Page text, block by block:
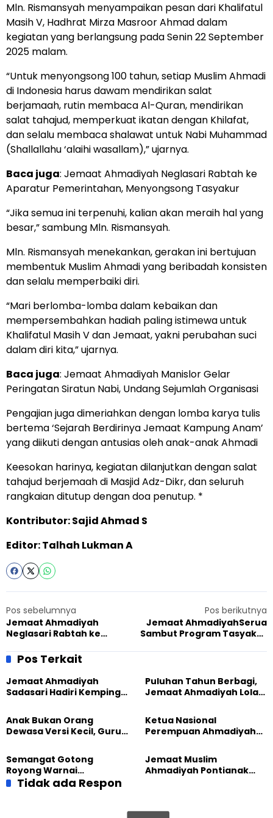
Mln. Rismansyah menyampaikan pesan dari Khalifatul
Masih V, Hadhrat Mirza Masroor Ahmad dalam
kegiatan yang berlangsung pada Senin 22 September
2025 malam.
“Untuk menyongsong 100 tahun, setiap Muslim Ahmadi
di Indonesia harus dawam mendirikan salat
berjamaah, rutin membaca Al-Quran, mendirikan
salat tahajud, memperkuat ikatan dengan Khilafat,
dan selalu membaca shalawat untuk Nabi Muhammad
(Shallallahu ‘alaihi wasallam),” ujarnya.
Baca juga: Jemaat Ahmadiyah Neglasari Rabtah ke
Aparatur Pemerintahan, Menyongsong Tasyakur
“Jika semua ini terpenuhi, kalian akan meraih hal yang
besar,” sambung Mln. Rismansyah.
Mln. Rismansyah menekankan, gerakan ini bertujuan
membentuk Muslim Ahmadi yang beribadah konsisten
dan selalu memperbaiki diri.
“Mari berlomba-lomba dalam kebaikan dan
mempersembahkan hadiah paling istimewa untuk
Khalifatul Masih V dan Jemaat, yakni perubahan suci
dalam diri kita,” ujarnya.
Baca juga: Jemaat Ahmadiyah Manislor Gelar
Peringatan Siratun Nabi, Undang Sejumlah Organisasi
Pengajian juga dimeriahkan dengan lomba karya tulis
bertema ‘Sejarah Berdirinya Jemaat Kampung Anam’
yang diikuti dengan antusias oleh anak-anak Ahmadi
Keesokan harinya, kegiatan dilanjutkan dengan salat
tahajud berjemaah di Masjid Adz-Dikr, dan seluruh
rangkaian ditutup dengan doa penutup. *
Kontributor: Sajid Ahmad S
Editor: Talhah Lukman A
Pos sebelumnya
Jemaat Ahmadiyah
Neglasari Rabtah ke
Menyongsong Tasyakur
Pos berikutnya
Jemaat AhmadiyahSerua
Sambut Program Tasyakur
Amal
Pos Terkait
Jemaat Ahmadiyah
Sadasari Hadiri Kemping
Majalengka
Puluhan Tahun Berbagi,
Jemaat Ahmadiyah Lolak
Sembako kepada Warga
Anak Bukan Orang
Dewasa Versi Kecil, Guru
Pendidikan BERLIAN
Ketua Nasional
Perempuan Ahmadiyah
Besar Universitas
Terbuka
Semangat Gotong
Royong Warnai
Pembangunan Kembali
Jemaat Muslim
Ahmadiyah Pontianak
Tidak ada Respon